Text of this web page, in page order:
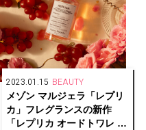
2023.01.15 BEAUTY
メゾン マルジェラ「レプリ
カ」フレグランスの新作
「レプリカ オードトワレ オ